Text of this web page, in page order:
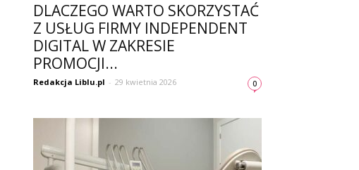
DLACZEGO WARTO SKORZYSTAĆ
Z USŁUG FIRMY INDEPENDENT
DIGITAL W ZAKRESIE
PROMOCJI...
Redakcja Liblu.pl - 29 kwietnia 2026 0